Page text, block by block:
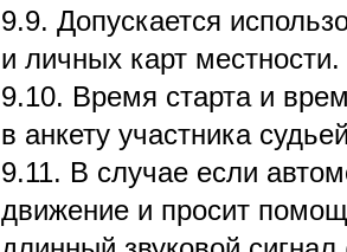
9.9. Допускается
и личных карт местности.
9.10. Время старта и
в анкету участника
9.11. В случае если
движение и просит